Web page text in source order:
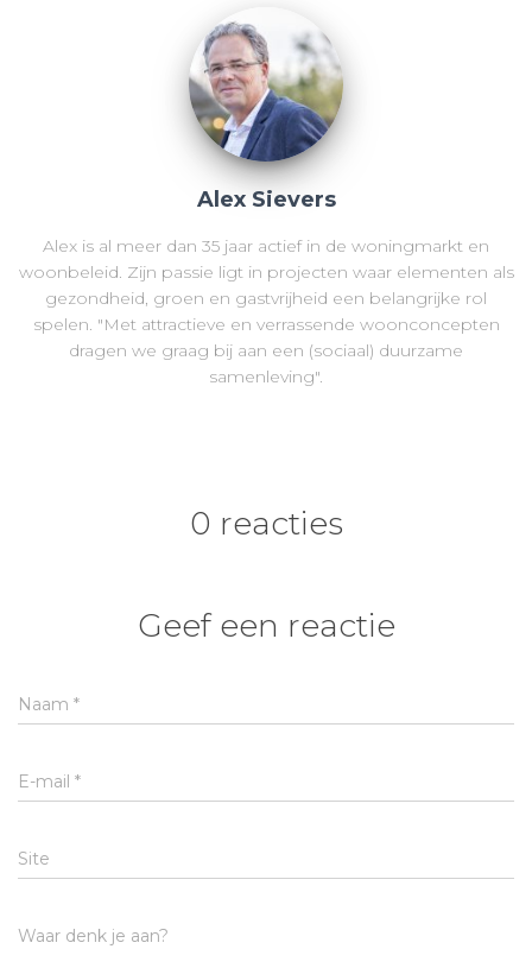
Alex Sievers
Alex is al meer dan 35 jaar actief in de woningmarkt en
woonbeleid. Zijn passie ligt in projecten waar elementen als
gezondheid, groen en gastvrijheid een belangrijke rol
spelen. "Met attractieve en verrassende woonconcepten
dragen we graag bij aan een (sociaal) duurzame
samenleving".
0 reacties
Geef een reactie
Naam *
E-mail *
Site
Waar denk je aan?